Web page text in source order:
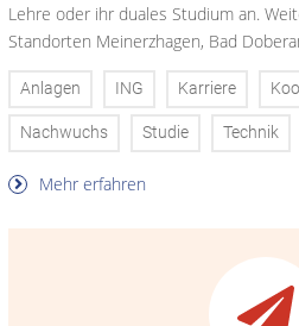
Lehre oder ihr duales Studium an.
Standorten Meinerzhagen, Bad
Anlagen ING Karriere
Nachwuchs Studie Technik
Mehr erfahren